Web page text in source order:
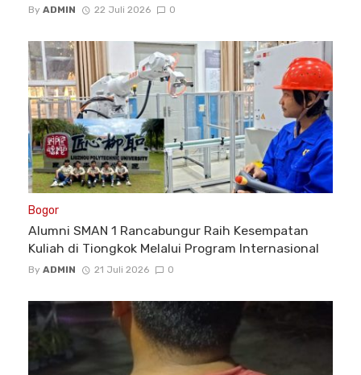
By ADMIN 22 Juli 2026 0
Bogor
Alumni SMAN 1 Rancabungur Raih Kesempatan
Kuliah di Tiongkok Melalui Program Internasional
By ADMIN 21 Juli 2026 0